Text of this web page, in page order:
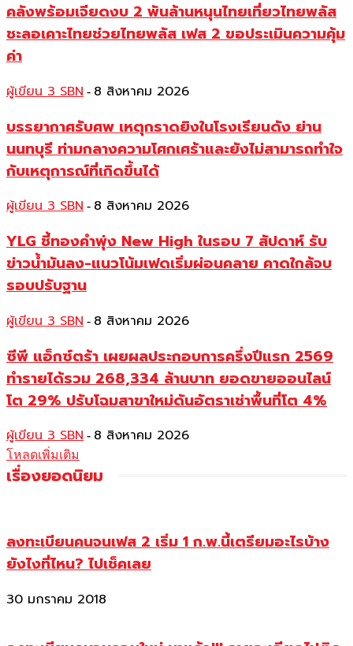
คลังพร้อมเจียดงบ 2 พันล้านหนุนไทยเที่ยวไทยพลัส
ชะลอเคาะไทยช่วยไทยพลัส เฟส 2 ขอประเมินความคุ้ม
ค่า
ผู้เขียน 3 SBN - 8 สิงหาคม 2026
บรรยากาศรับศพ เหตุกราดยิงในโรงเรียนดัง ย่าน
นนทบุรี ท่ามกลางความโศกเศร้าและยังไม่สามารถทำใจ
กับเหตุการณ์ที่เกิดขึ้นได้
ผู้เขียน 3 SBN - 8 สิงหาคม 2026
YLG ชี้ทองคำพุ่ง New High ในรอบ 7 สัปดาห์ รับ
ข่าวน้ำมันลง-แนวโน้มเฟดเริ่มผ่อนคลาย คาดใกล้จบ
รอบปรับฐาน
ผู้เขียน 3 SBN - 8 สิงหาคม 2026
ซีพี แอ็กซ์ตร้า เผยผลประกอบการครึ่งปีแรก 2569
ทำรายได้รวม 268,334 ล้านบาท ยอดขายออนไลน์
โต 29% ปรับโฉมสาขาใหม่ดันอัตราเช่าพื้นที่โต 4%
ผู้เขียน 3 SBN - 8 สิงหาคม 2026
โหลดเพิ่มเติม
เรื่องยอดนิยม
ลงทะเบียนคนจนเฟส 2 เริ่ม 1 ก.พ.นี้เตรียมอะไรบ้าง
ยังไงที่ไหน? ไปเช็คเลย
30 มกราคม 2018